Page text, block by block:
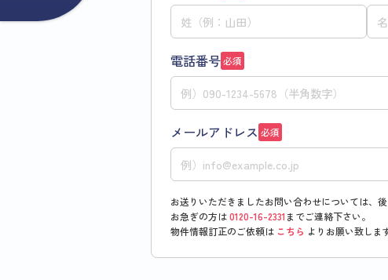
電話番号必須
メールアドレス 必須
お送りいただきましたお問い合わせについては、
お急ぎの方は0120-16-2331 までご連絡下さい。
物件情報訂正のご依頼は こちら よりお願い致しま